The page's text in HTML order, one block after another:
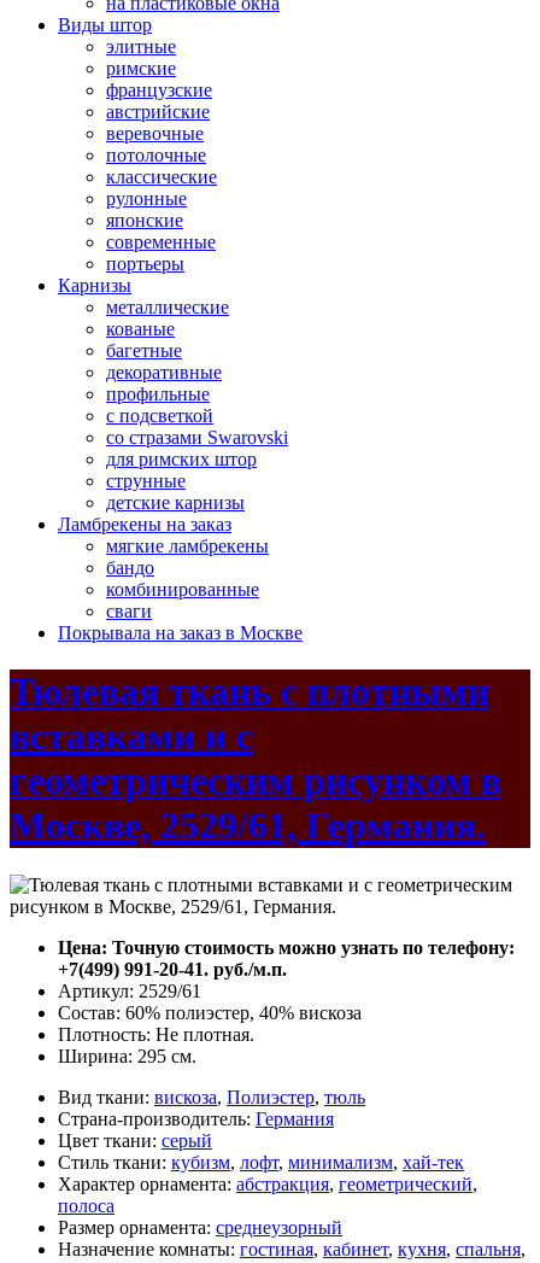
Виды штор
элитные
римские
французские
австрийские
веревочные
потолочные
классические
рулонные
японские
современные
портьеры
Карнизы
металлические
кованые
багетные
декоративные
профильные
с подсветкой
со стразами Swarovski
для римских штор
струнные
детские карнизы
Ламбрекены на заказ
мягкие ламбрекены
бандо
комбинированные
сваги
Покрывала на заказ в Москве
Тюлевая ткань с плотными
вставками и с
геометрическим рисунком в
Москве, 2529/61, Германия.
Цена: Точную стоимость можно узнать по телефону:
+7(499) 991-20-41. руб./м.п.
Артикул: 2529/61
Состав: 60% полиэстер, 40% вискоза
Плотность: Не плотная.
Ширина: 295 см.
Вид ткани: вискоза, Полиэстер, тюль
Страна-производитель: Германия
Цвет ткани: серый
Стиль ткани: кубизм, лофт, минимализм, хай-тек
Характер орнамента: абстракция, геометрический,
полоса
Размер орнамента: среднеузорный
Назначение комнаты: гостиная, кабинет, кухня, спальня,